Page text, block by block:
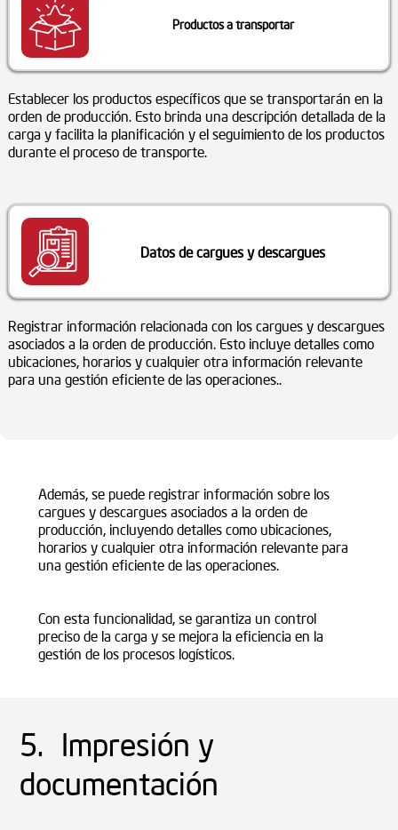
Productos a transportar
Establecer los productos específicos que se transportarán en la
orden de producción. Esto brinda una descripción detallada de la
carga y facilita la planificación y el seguimiento de los productos
durante el proceso de transporte.
Datos de cargues y descargues
Registrar información relacionada con los cargues y descargues
asociados a la orden de producción. Esto incluye detalles como
ubicaciones, horarios y cualquier otra información relevante
para una gestión eficiente de las operaciones..
Además, se puede registrar información sobre los
cargues y descargues asociados a la orden de
producción, incluyendo detalles como ubicaciones,
horarios y cualquier otra información relevante para
una gestión eficiente de las operaciones.
Con esta funcionalidad, se garantiza un control
preciso de la carga y se mejora la eficiencia en la
gestión de los procesos logísticos.
5. Impresión y
documentación